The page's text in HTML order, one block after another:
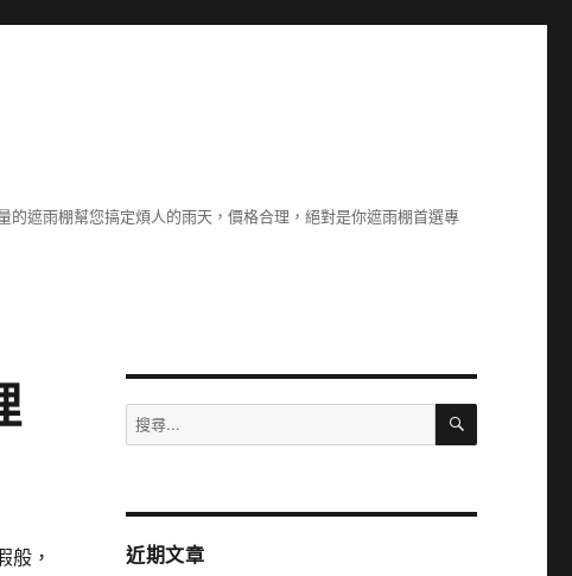
遮雨棚幫您搞定煩人的雨天，價格合理，絕對是你遮雨棚首選專
般，
搜
尋
字:
搜
近期文章